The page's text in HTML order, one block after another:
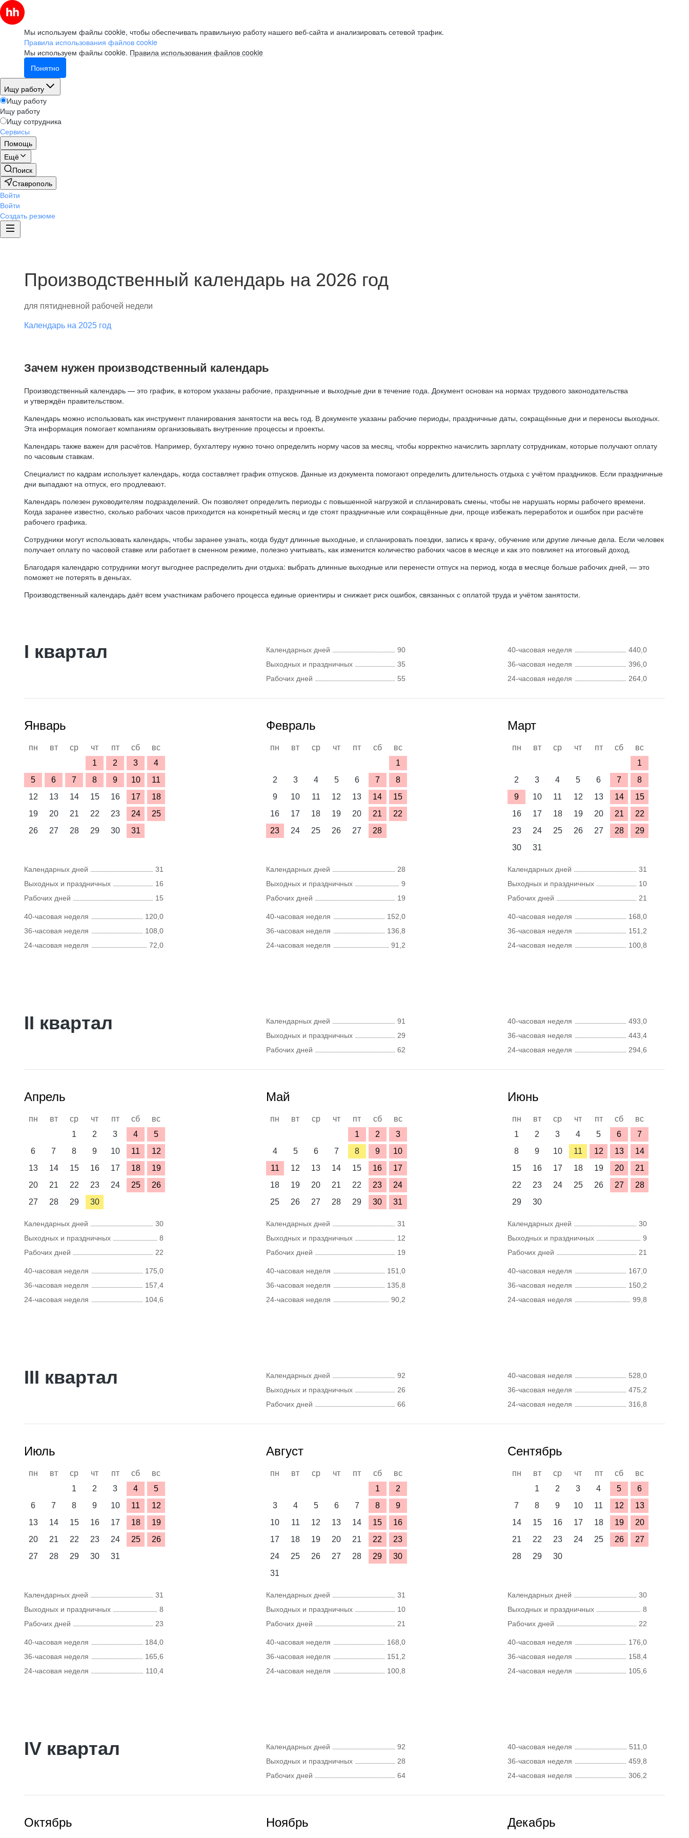
Мы используем файлы cookie, чтобы обеспечивать правильную работу нашего веб-сайта и анализировать сетевой трафик.
Правила использования файлов cookie
Мы используем файлы cookie. Правила использования файлов cookie
Понятно
Ищу работу
Ищу работу
Ищу работу
Ищу сотрудника
Сервисы
Помощь
Ещё
Поиск
Ставрополь
Войти
Войти
Создать резюме
Производственный календарь на 2026 год
для пятидневной рабочей недели
Календарь на 2025 год
Зачем нужен производственный календарь
Производственный календарь — это график, в котором указаны рабочие, праздничные и выходные дни в течение года. Документ основан на нормах трудового законодательства
и утверждён правительством.
Календарь можно использовать как инструмент планирования занятости на весь год. В документе указаны рабочие периоды, праздничные даты, сокращённые дни и переносы выходных.
Эта информация помогает компаниям организовывать внутренние процессы и проекты.
Календарь также важен для расчётов. Например, бухгалтеру нужно точно определить норму часов за месяц, чтобы корректно начислить зарплату сотрудникам, которые получают оплату
по часовым ставкам.
Специалист по кадрам использует календарь, когда составляет график отпусков. Данные из документа помогают определить длительность отдыха с учётом праздников. Если праздничные
дни выпадают на отпуск, его продлевают.
Календарь полезен руководителям подразделений. Он позволяет определить периоды с повышенной нагрузкой и спланировать смены, чтобы не нарушать нормы рабочего времени.
Когда заранее известно, сколько рабочих часов приходится на конкретный месяц и где стоят праздничные или сокращённые дни, проще избежать переработок и ошибок при расчёте
рабочего графика.
Сотрудники могут использовать календарь, чтобы заранее узнать, когда будут длинные выходные, и спланировать поездки, запись к врачу, обучение или другие личные дела. Если человек
получает оплату по часовой ставке или работает в сменном режиме, полезно учитывать, как изменится количество рабочих часов в месяце и как это повлияет на итоговый доход.
Благодаря календарю сотрудники могут выгоднее распределить дни отдыха: выбрать длинные выходные или перенести отпуск на период, когда в месяце больше рабочих дней, — это
поможет не потерять в деньгах.
Производственный календарь даёт всем участникам рабочего процесса единые ориентиры и снижает риск ошибок, связанных с оплатой труда и учётом занятости.
I квартал Календарных дней
90
Выходных и праздничных
35
Рабочих дней
55
40-часовая неделя
440,0
36-часовая неделя
396,0
24-часовая неделя
264,0
Январь
пн вт ср чт пт сб
вс
1
2 3
4
5
6 7 8 9 10
11
12
13 14 15 16 17
18
19
20 21 22 23 24
25
26
27 28 29 30 31
Календарных дней
31
Выходных и праздничных
16
Рабочих дней
15
40-часовая неделя
120,0
36-часовая неделя
108,0
24-часовая неделя
72,0
Февраль
пн вт ср чт пт сб
вс
1
2
3 4 5 6 7
8
9
10 11 12 13 14
15
16
17 18 19 20 21
22
23
24 25 26 27 28
Календарных дней
28
Выходных и праздничных
9
Рабочих дней
19
40-часовая неделя
152,0
36-часовая неделя
136,8
24-часовая неделя
91,2
Март
пн вт ср чт пт сб
вс
1
2
3 4 5 6 7
8
9
10 11 12 13 14
15
16
17 18 19 20 21
22
23
24 25 26 27 28
29
30
31
Календарных дней
31
Выходных и праздничных
10
Рабочих дней
21
40-часовая неделя
168,0
36-часовая неделя
151,2
24-часовая неделя
100,8
II квартал Календарных дней
91
Выходных и праздничных
29
Рабочих дней
62
40-часовая неделя
493,0
36-часовая неделя
443,4
24-часовая неделя
294,6
Апрель
пн вт ср чт пт сб
вс
1
2 3 4
5
6
7 8 9 10 11
12
13
14 15 16 17 18
19
20
21 22 23 24 25
26
27
28 29 30
Календарных дней
30
Выходных и праздничных
8
Рабочих дней
22
40-часовая неделя
175,0
36-часовая неделя
157,4
24-часовая неделя
104,6
Май
пн вт ср чт пт сб
вс
1
2
3
4
5 6 7 8 9
10
11
12 13 14 15 16
17
18
19 20 21 22 23
24
25
26 27 28 29 30 31
Календарных дней
31
Выходных и праздничных
12
Рабочих дней
19
40-часовая неделя
151,0
36-часовая неделя
135,8
24-часовая неделя
90,2
Июнь
пн вт ср чт пт сб
вс
1
2 3 4 5 6
7
8
9 10 11 12 13
14
15
16 17 18 19 20
21
22
23 24 25 26 27
28
29
30
Календарных дней
30
Выходных и праздничных
9
Рабочих дней
21
40-часовая неделя
167,0
36-часовая неделя
150,2
24-часовая неделя
99,8
III квартал Календарных дней
92
Выходных и праздничных
26
Рабочих дней
66
40-часовая неделя
528,0
36-часовая неделя
475,2
24-часовая неделя
316,8
Июль
пн вт ср чт пт сб
вс
1
2 3 4
5
6
7 8 9 10 11
12
13
14 15 16 17 18
19
20
21 22 23 24 25
26
27
28 29 30 31
Календарных дней
31
Выходных и праздничных
8
Рабочих дней
23
40-часовая неделя
184,0
36-часовая неделя
165,6
24-часовая неделя
110,4
Август
пн вт ср чт пт сб
вс
1
2
3
4 5 6 7 8
9
10
11 12 13 14 15
16
17
18 19 20 21 22
23
24
25 26 27 28 29
30
31
Календарных дней
31
Выходных и праздничных
10
Рабочих дней
21
40-часовая неделя
168,0
36-часовая неделя
151,2
24-часовая неделя
100,8
Сентябрь
пн вт ср чт пт сб
вс
1
2 3 4 5
6
7
8 9 10 11 12
13
14
15 16 17 18 19
20
21
22 23 24 25 26
27
28
29 30
Календарных дней
30
Выходных и праздничных
8
Рабочих дней
22
40-часовая неделя
176,0
36-часовая неделя
158,4
24-часовая неделя
105,6
IV квартал Календарных дней
92
Выходных и праздничных
28
Рабочих дней
64
40-часовая неделя
511,0
36-часовая неделя
459,8
24-часовая неделя
306,2
Октябрь Ноябрь Декабрь